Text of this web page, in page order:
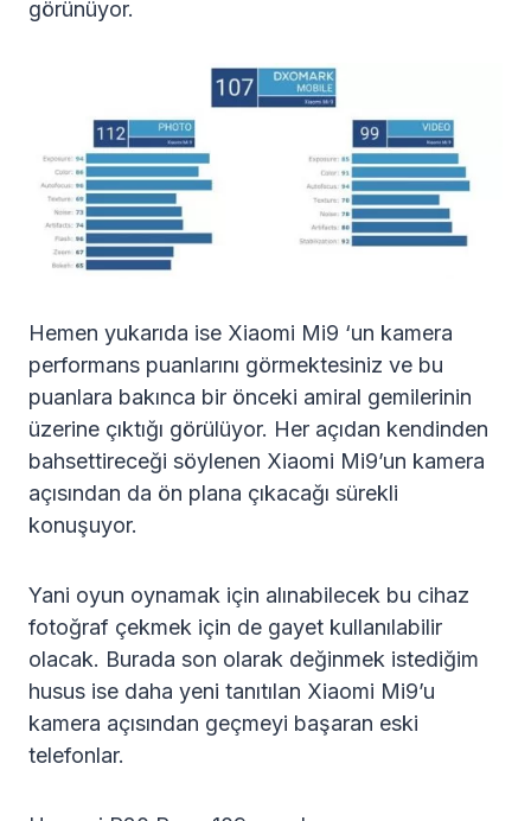
görünüyor.
Hemen yukarıda ise Xiaomi Mi9 ‘un kamera
performans puanlarını görmektesiniz ve bu
puanlara bakınca bir önceki amiral gemilerinin
üzerine çıktığı görülüyor. Her açıdan kendinden
bahsettireceği söylenen Xiaomi Mi9’un kamera
açısından da ön plana çıkacağı sürekli
konuşuyor.
Yani oyun oynamak için alınabilecek bu cihaz
fotoğraf çekmek için de gayet kullanılabilir
olacak. Burada son olarak değinmek istediğim
husus ise daha yeni tanıtılan Xiaomi Mi9’u
kamera açısından geçmeyi başaran eski
telefonlar.